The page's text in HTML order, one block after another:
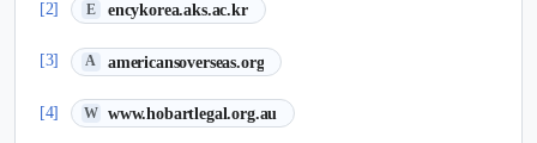
[2] E encykorea.aks.ac.kr
(새 탭에서 열림)
[3] A americansoverseas.org
(새 탭에서 열림)
[4] W www.hobartlegal.org.au
(새 탭에서 열림)